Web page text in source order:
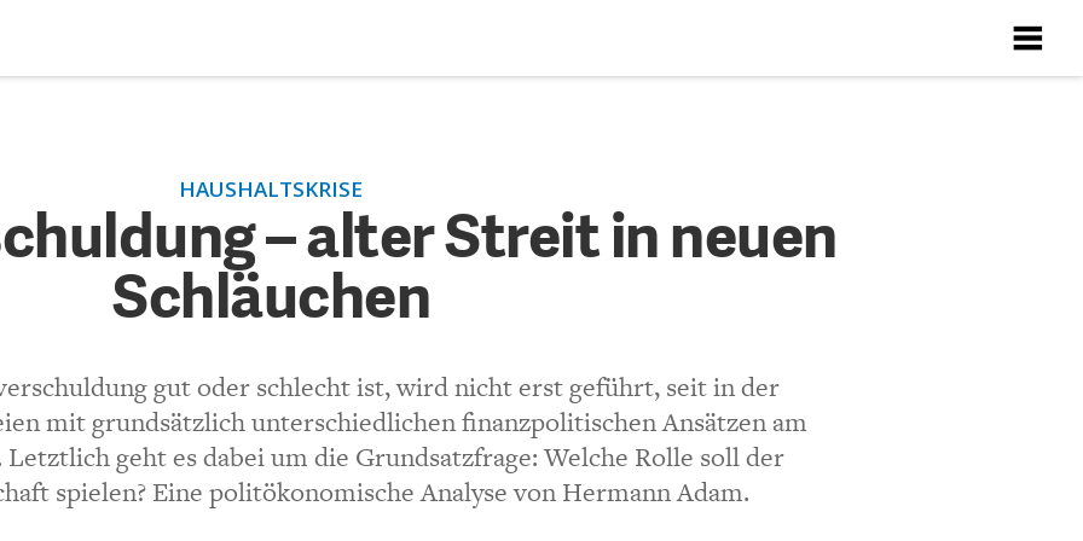
X
ARTIKEL
FEATURES
NEWSLETTER
ÜBER UNS
X
Unser kostenloser Newsletter informiert Sie über unsere neuesten
X
X
HAUSHALTSKRISE
– alter Streit in neuen
Schläuchen
gut oder schlecht ist, wird nicht erst geführt, seit in der
mit grundsätzlich unterschiedlichen finanzpolitischen Ansätzen am
geht es dabei um die Grundsatzfrage: Welche Rolle soll der
spielen? Eine politökonomische Analyse von Hermann Adam.
X
– alter Streit in neuen